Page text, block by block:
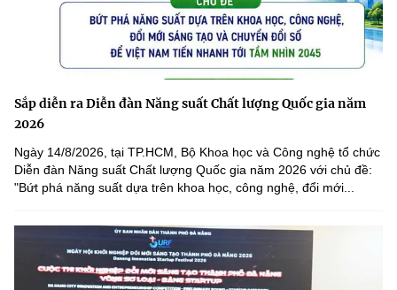
Sắp diễn ra Diễn đàn Năng suất Chất lượng Quốc gia năm
2026
Ngày 14/8/2026, tại TP.HCM, Bộ Khoa học và Công nghệ tổ chức
Diễn đàn Năng suất Chất lượng Quốc gia năm 2026 với chủ đề:
"Bứt phá năng suất dựa trên khoa học, công nghệ, đổi mới...